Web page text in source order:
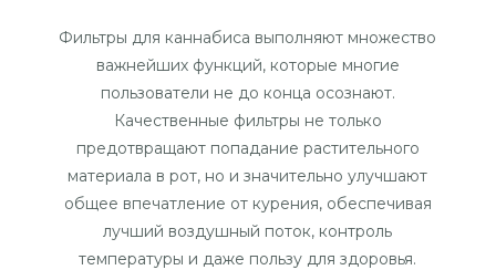
Фильтры для каннабиса выполняют множество
важнейших функций, которые многие
пользователи не до конца осознают.
Качественные фильтры не только
предотвращают попадание растительного
материала в рот, но и значительно улучшают
общее впечатление от курения, обеспечивая
лучший воздушный поток, контроль
температуры и даже пользу для здоровья.